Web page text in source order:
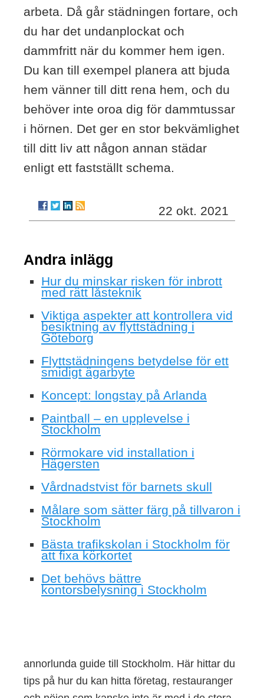
arbeta. Då går städningen fortare, och
du har det undanplockat och
dammfritt när du kommer hem igen.
Du kan till exempel planera att bjuda
hem vänner till ditt rena hem, och du
behöver inte oroa dig för dammtussar
i hörnen. Det ger en stor bekvämlighet
till ditt liv att någon annan städar
enligt ett fastställt schema.
22 okt. 2021
Andra inlägg
Hur du minskar risken för inbrott
med rätt låsteknik
Viktiga aspekter att kontrollera vid
besiktning av flyttstädning i
Göteborg
Flyttstädningens betydelse för ett
smidigt ägarbyte
Koncept: longstay på Arlanda
Paintball – en upplevelse i
Stockholm
Rörmokare vid installation i
Hägersten
Vårdnadstvist för barnets skull
Målare som sätter färg på tillvaron i
Stockholm
Bästa trafikskolan i Stockholm för
att fixa körkortet
Det behövs bättre
kontorsbelysning i Stockholm
annorlunda guide till Stockholm. Här hittar du
tips på hur du kan hitta företag, restauranger